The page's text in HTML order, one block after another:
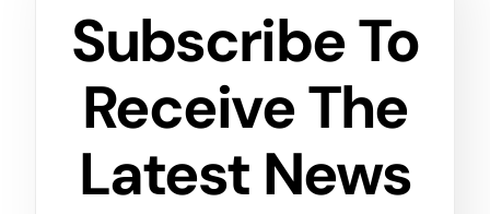
Subscribe To
Receive The
Latest News